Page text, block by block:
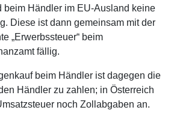
beim Händler im EU-Ausland keine
Diese ist dann gemeinsam mit der
„Erwerbssteuer“ beim
fällig.
beim Händler ist dagegen die
Händler zu zahlen; in Österreich
noch Zollabgaben an.